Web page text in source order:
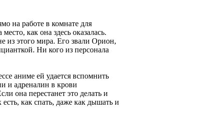
на работе в комнате для
как она здесь оказалась.
из этого мира. Его звали Орион,
Ни кого из персонала
аниме ей удается вспомнить
и адреналин в крови
она перестанет это делать и
есть, как спать, даже как дышать и